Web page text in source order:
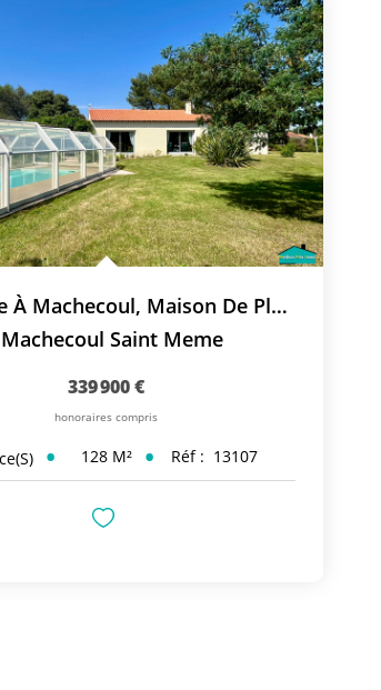
En Village À Machecoul, Maison De Plain-Pied Avec Piscine
Machecoul Saint Meme
339 900 €
honoraires compris
128 M² Réf : 13107